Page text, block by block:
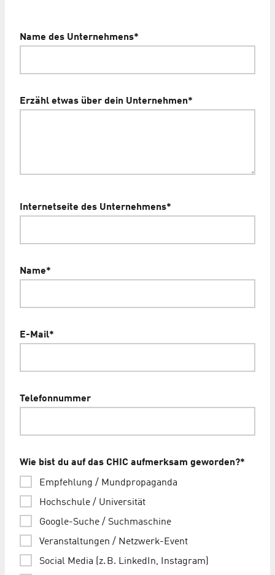
Name des Unternehmens*
Erzähl etwas über dein Unternehmen*
Internetseite des Unternehmens*
Name*
E-Mail*
Telefonnummer
Wie bist du auf das CHIC aufmerksam geworden?*
Empfehlung / Mundpropaganda
Hochschule / Universität
Google-Suche / Suchmaschine
Veranstaltungen / Netzwerk-Event
Social Media (z. B. LinkedIn, Instagram)